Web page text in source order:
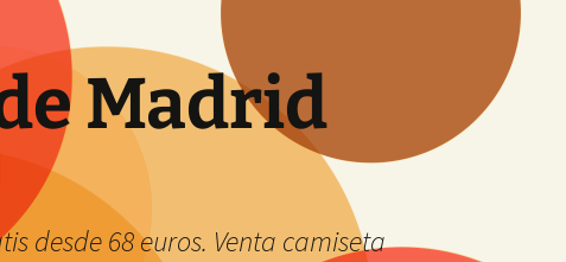
Madrid
desde 68 euros. Venta camiseta